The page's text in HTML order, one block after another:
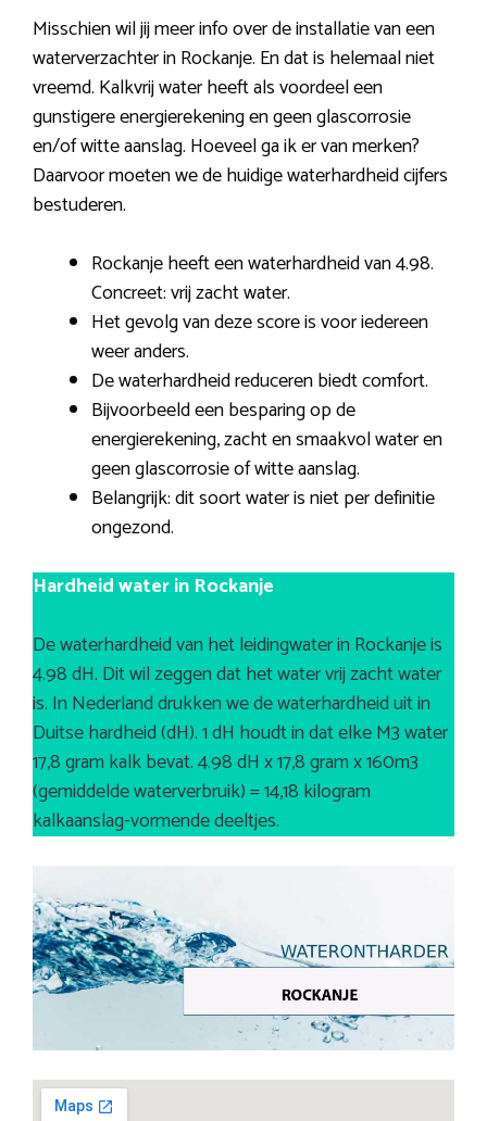
Misschien wil jij meer info over de installatie van een
waterverzachter in Rockanje. En dat is helemaal niet
vreemd. Kalkvrij water heeft als voordeel een
gunstigere energierekening en geen glascorrosie
en/of witte aanslag. Hoeveel ga ik er van merken?
Daarvoor moeten we de huidige waterhardheid cijfers
bestuderen.
Rockanje heeft een waterhardheid van 4.98.
Concreet: vrij zacht water.
Het gevolg van deze score is voor iedereen
weer anders.
De waterhardheid reduceren biedt comfort.
Bijvoorbeeld een besparing op de
energierekening, zacht en smaakvol water en
geen glascorrosie of witte aanslag.
Belangrijk: dit soort water is niet per definitie
ongezond.
Hardheid water in Rockanje
De waterhardheid van het leidingwater in Rockanje is
4.98 dH. Dit wil zeggen dat het water vrij zacht water
is. In Nederland drukken we de waterhardheid uit in
Duitse hardheid (dH). 1 dH houdt in dat elke M3 water
17,8 gram kalk bevat. 4.98 dH x 17,8 gram x 160m3
(gemiddelde waterverbruik) = 14,18 kilogram
kalkaanslag-vormende deeltjes.